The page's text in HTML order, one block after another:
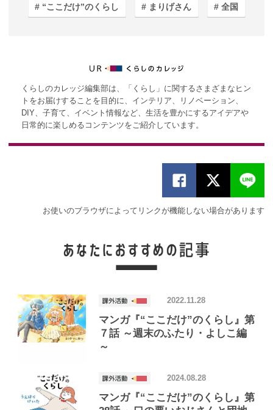
“ここだけ”のくらし まりげさん 全国
くらしのカレッジ編集部は、「くらし」に関するさまざまなヒン
トをお届けすることを目的に、インテリア、リノベーション、
DIY、子育て、イベント情報など、生活を豊かにするアイデアや
日常的に楽しめるコンテンツをご紹介しています。
お使いのブラウザによってリンクが機能しない場合があります
マンガ『“ここだけ”のくらし』第
７話 ～週末のふたり・よしこ編
～
2022.11.28
マンガ『“ここだけ”のくらし』第
2024.08.28